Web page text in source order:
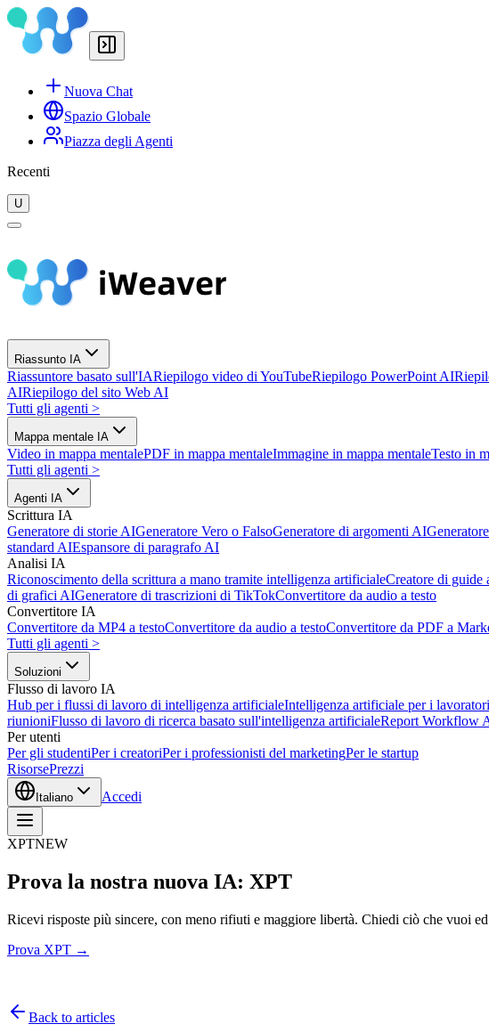
Nuova Chat
Spazio Globale
Piazza degli Agenti
Recenti
U
Riassunto IA
Riassuntore basato sull'IARiepilogo video di YouTubeRiepilogo PowerPoint AI
AIRiepilogo del sito Web AI
Tutti gli agenti >
Mappa mentale IA
Video in mappa mentalePDF in mappa mentaleImmagine in mappa mentaleTesto in
Tutti gli agenti >
Agenti IA
Scrittura IA
Generatore di storie AIGeneratore Vero o FalsoGeneratore di argomenti AI
standard AIEspansore di paragrafo AI
Analisi IA
Riconoscimento della scrittura a mano tramite intelligenza artificialeCreatore di guide
di grafici AIGeneratore di trascrizioni di TikTokConvertitore da audio a testo
Convertitore IA
Convertitore da MP4 a testoConvertitore da audio a testoConvertitore da PDF a
Tutti gli agenti >
Soluzioni
Flusso di lavoro IA
Hub per i flussi di lavoro di intelligenza artificialeIntelligenza artificiale per i
riunioniFlusso di lavoro di ricerca basato sull'intelligenza artificialeReport Workflow
Per utenti
Per gli studentiPer i creatoriPer i professionisti del marketingPer le startup
RisorsePrezzi
Italiano Accedi
XPTNEW
Prova la nostra nuova IA: XPT
Ricevi risposte più sincere, con meno rifiuti e maggiore libertà. Chiedi ciò che vuoi
Prova XPT →
Back to articles